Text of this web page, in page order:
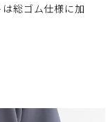
総ゴム仕様に加